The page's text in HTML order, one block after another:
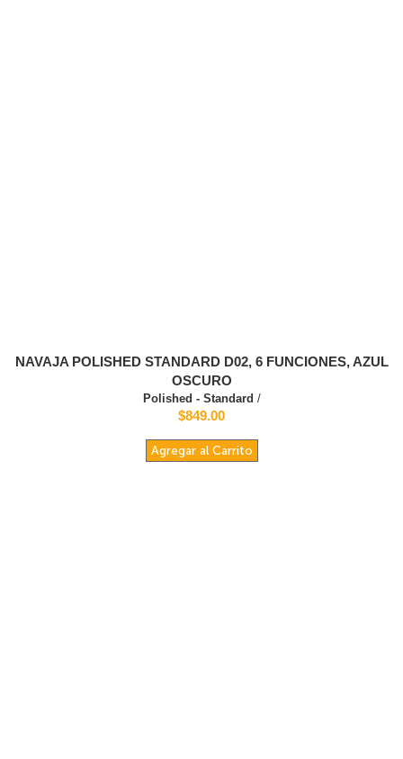
NAVAJA POLISHED STANDARD D02, 6 FUNCIONES, AZUL
OSCURO
Polished - Standard /
$849.00
Agregar al Carrito